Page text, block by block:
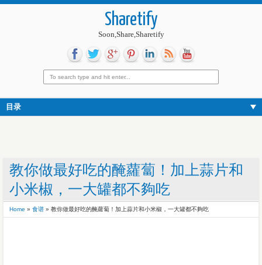
Sharetify
Soon,Share,Sharetify
目录
教你做最好吃的醃蘿蔔！加上蒜片和
小米椒，一大罐都不夠吃
Home » 食谱 » 教你做最好吃的醃蘿蔔！加上蒜片和小米椒，一大罐都不夠吃